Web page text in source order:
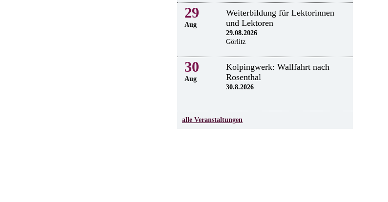
29
Aug
Weiterbildung für Lektorinnen
und Lektoren
29.08.2026
Görlitz
30
Aug
Kolpingwerk: Wallfahrt nach
Rosenthal
30.8.2026
alle Veranstaltungen